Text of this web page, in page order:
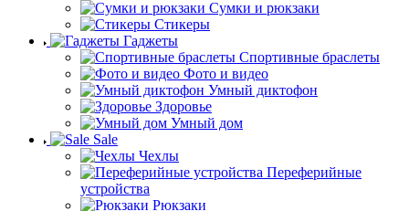
Сумки и рюкзаки
Стикеры
Гаджеты
Спортивные браслеты
Фото и видео
Умный диктофон
Здоровье
Умный дом
Sale
Чехлы
Переферийные
устройства
Рюкзаки